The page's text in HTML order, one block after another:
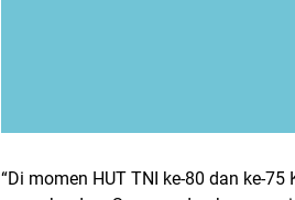
“Di momen HUT TNI ke-80 dan ke-